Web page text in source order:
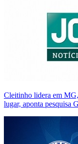
Cleitinho lidera em
lugar, aponta pesquisa